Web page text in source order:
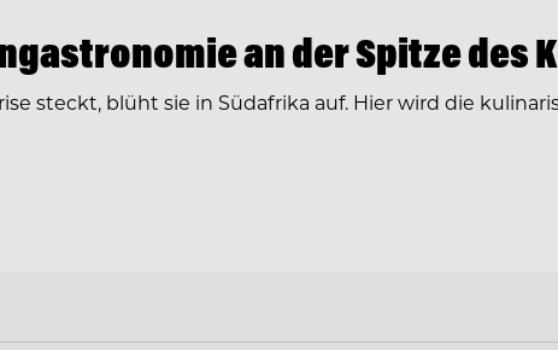
an der Spitze des
steckt, blüht sie in Südafrika auf. Hier wird die